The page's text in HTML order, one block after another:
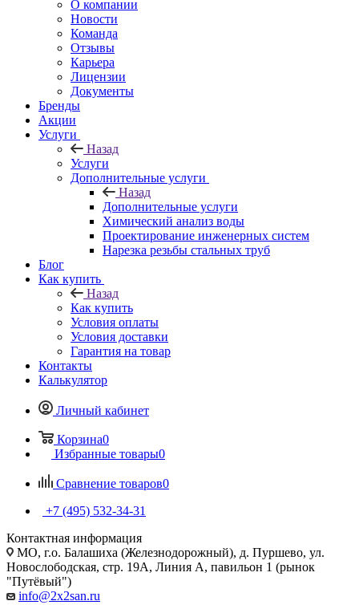
О компании
Новости
Команда
Отзывы
Карьера
Лицензии
Документы
Бренды
Акции
Услуги
Назад
Услуги
Дополнительные услуги
Назад
Дополнительные услуги
Химический анализ воды
Проектирование инженерных систем
Нарезка резьбы стальных труб
Блог
Как купить
Назад
Как купить
Условия оплаты
Условия доставки
Гарантия на товар
Контакты
Калькулятор
Личный кабинет
Корзина0
Избранные товары0
Сравнение товаров0
+7 (495) 532‑34‑31
Контактная информация
МО, г.о. Балашиха (Железнодорожный), д. Пуршево, ул.
Новослободская, стр. 19А, Линия А, павильон 1 (рынок
"Путёвый")
info@2x2san.ru